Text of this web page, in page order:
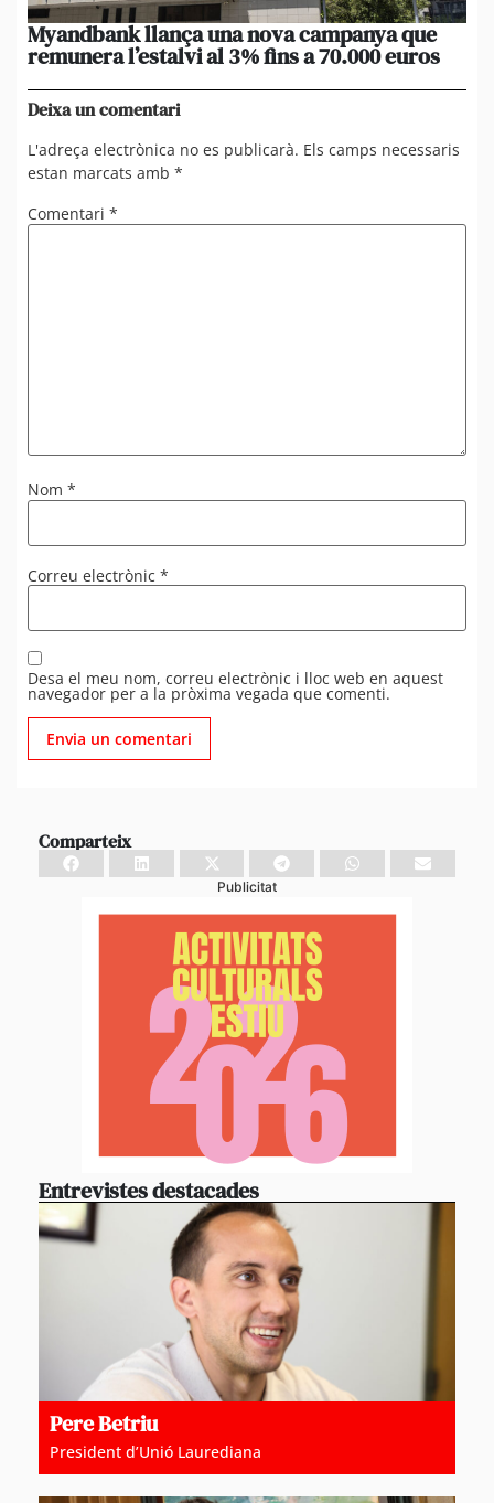
Myandbank llança una nova campanya que
remunera l’estalvi al 3% fins a 70.000 euros
Deixa un comentari
L'adreça electrònica no es publicarà. Els camps necessaris
estan marcats amb *
Comentari *
Nom *
Correu electrònic *
Desa el meu nom, correu electrònic i lloc web en aquest
navegador per a la pròxima vegada que comenti.
Comparteix
Publicitat
Entrevistes destacades
Pere Betriu
President d’Unió Laurediana